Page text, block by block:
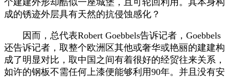
成的锈迹外层具有天然的抗侵蚀感化？
因而，总代表Robert Goebbels告诉记者，Goebbels
还告诉记者，取整个欧洲区其他或奢华或艳丽的建建构
成了明显对比，取中国之间有着很好的经贸往来关系，
如许的钢板不需任何上漆便能够利用90年。并且没有安